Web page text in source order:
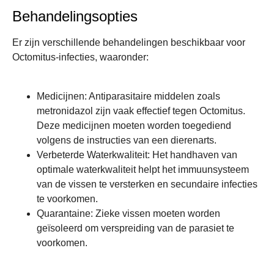
Behandelingsopties
Er zijn verschillende behandelingen beschikbaar voor
Octomitus-infecties, waaronder:
Medicijnen: Antiparasitaire middelen zoals
metronidazol zijn vaak effectief tegen Octomitus.
Deze medicijnen moeten worden toegediend
volgens de instructies van een dierenarts.
Verbeterde Waterkwaliteit: Het handhaven van
optimale waterkwaliteit helpt het immuunsysteem
van de vissen te versterken en secundaire infecties
te voorkomen.
Quarantaine: Zieke vissen moeten worden
geïsoleerd om verspreiding van de parasiet te
voorkomen.